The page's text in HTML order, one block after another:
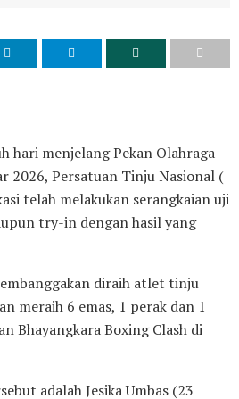
hari menjelang Pekan Olahraga
2026, Persatuan Tinju Nasional (
telah melakukan serangkaian uji
try-in dengan hasil yang
diraih atlet tinju
meraih 6 emas, 1 perak dan 1
Bhayangkara Boxing Clash di
adalah Jesika Umbas (23